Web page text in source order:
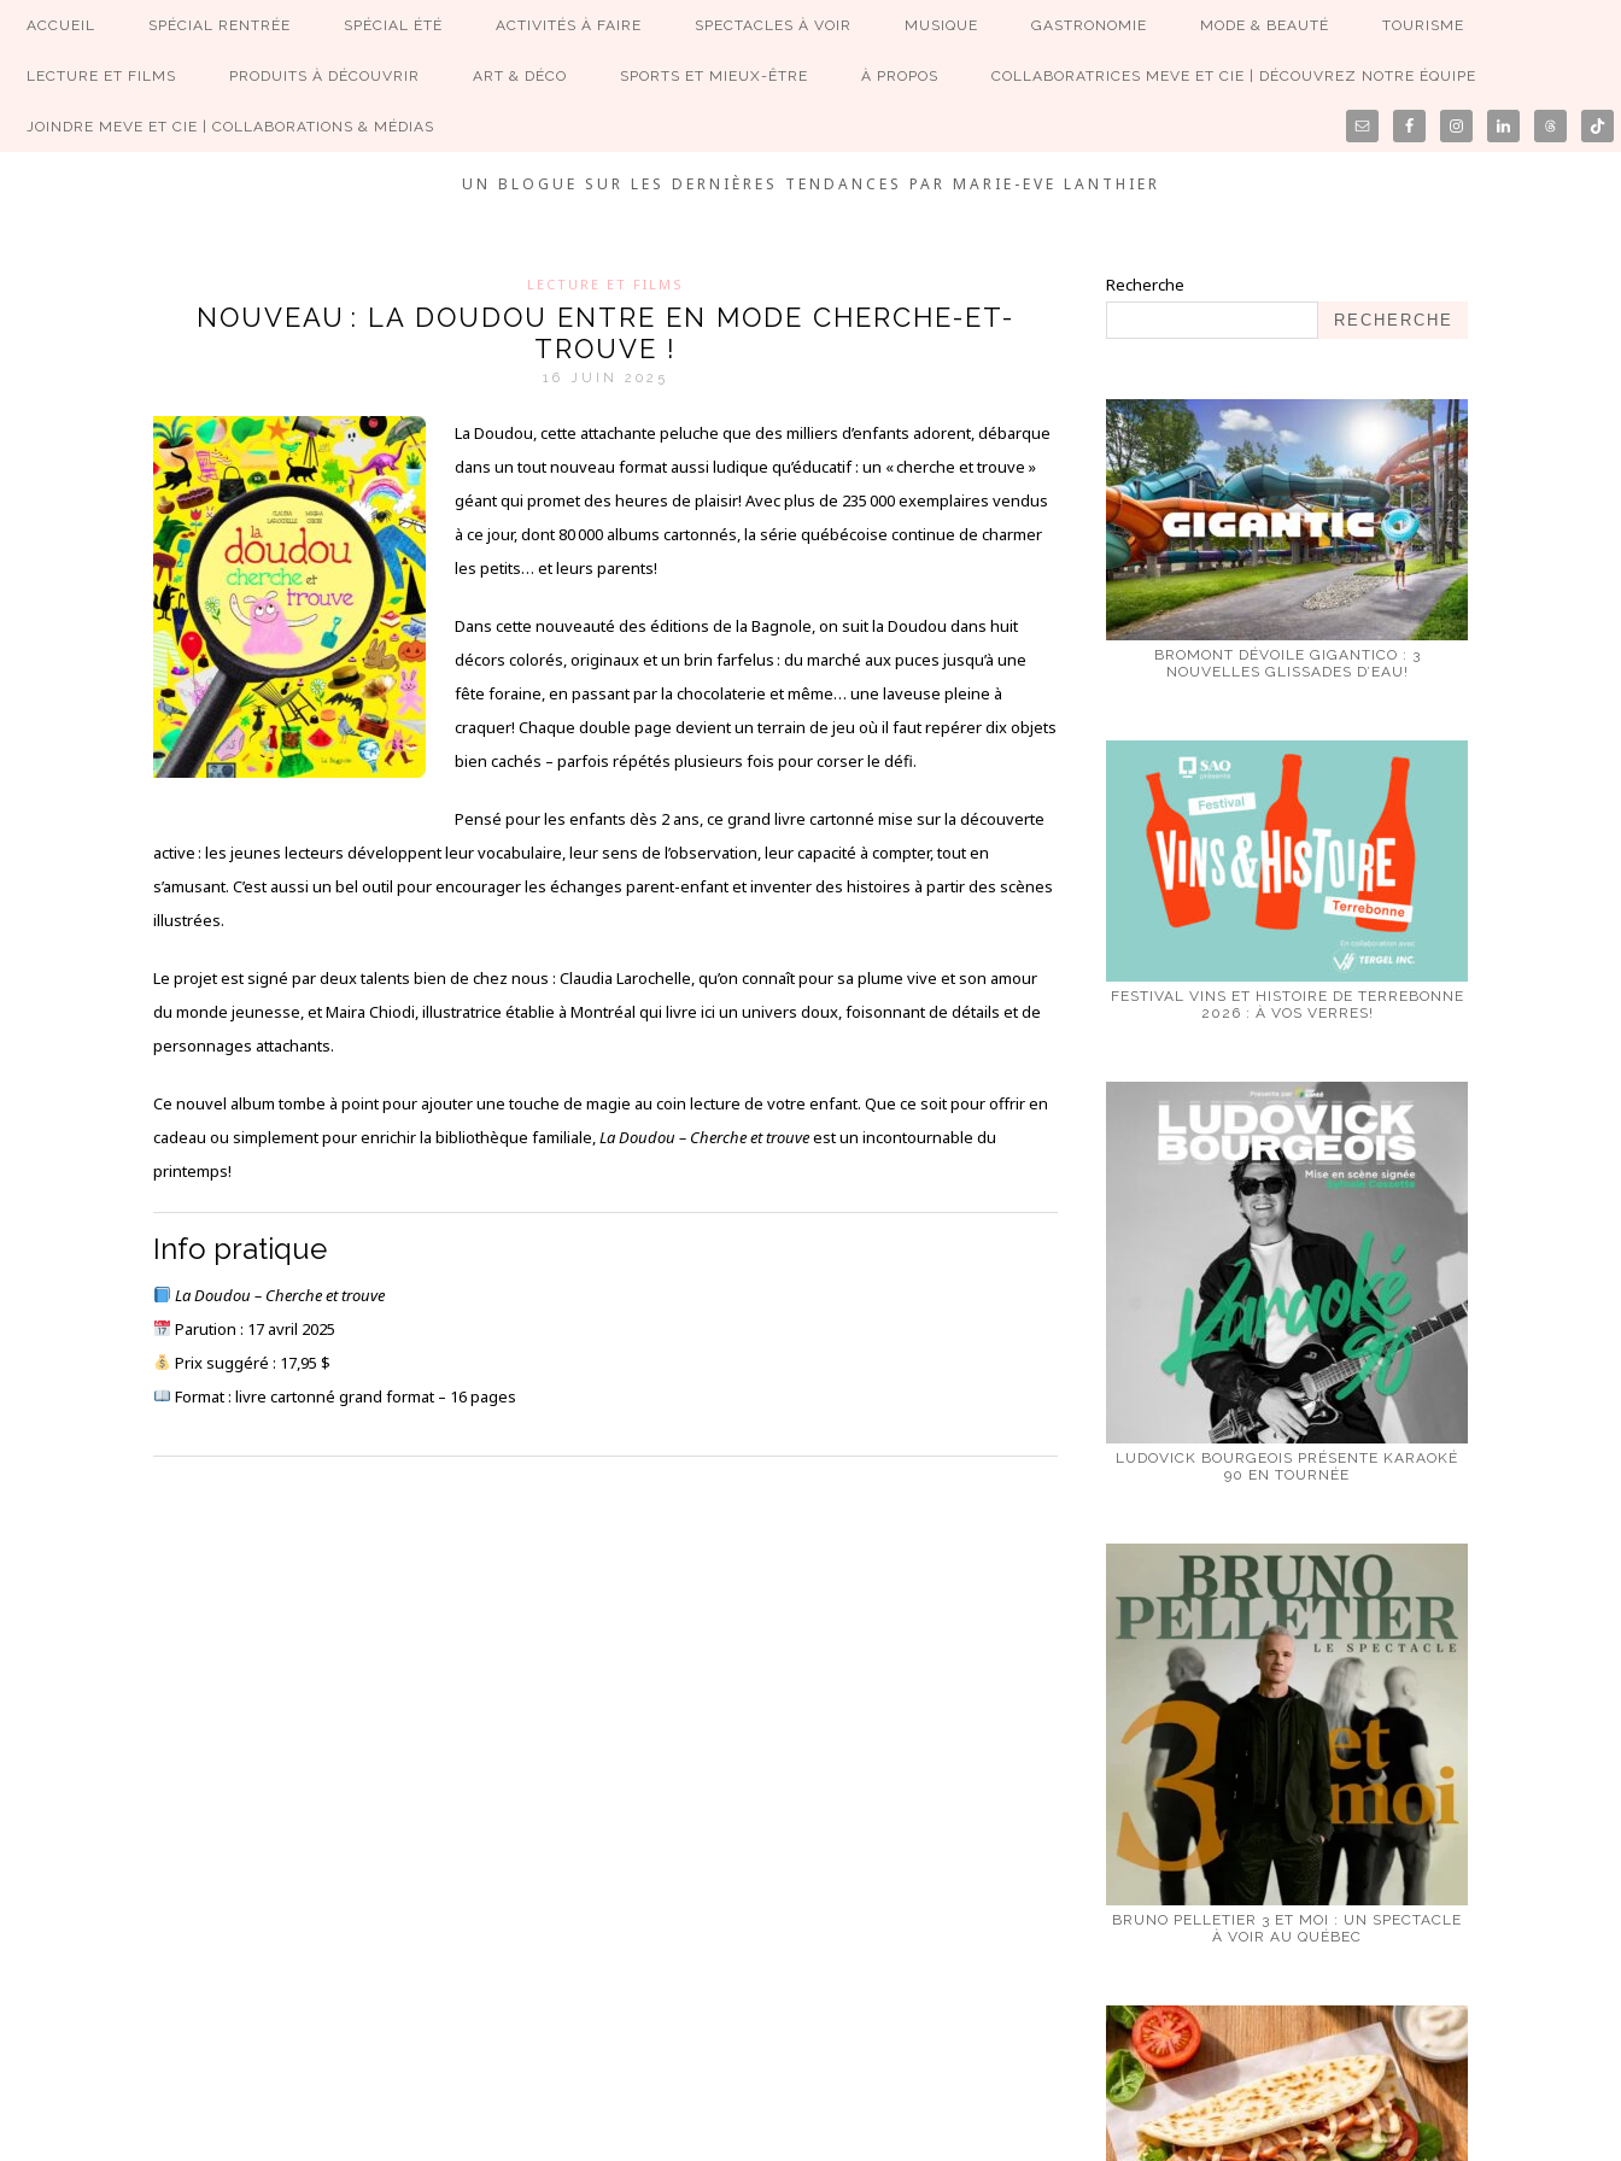
ACCUEIL SPÉCIAL RENTRÉE SPÉCIAL ÉTÉ ACTIVITÉS À FAIRE SPECTACLES À VOIR MUSIQUE GASTRONOMIE MODE & BEAUTÉ TOURISME
LECTURE ET FILMS PRODUITS À DÉCOUVRIR ART & DÉCO SPORTS ET MIEUX-ÊTRE À PROPOS COLLABORATRICES MEVE ET CIE | DÉCOUVREZ NOTRE ÉQUIPE
JOINDRE MEVE ET CIE | COLLABORATIONS & MÉDIAS
UN BLOGUE SUR LES DERNIÈRES TENDANCES PAR MARIE-EVE LANTHIER
LECTURE ET FILMS
NOUVEAU : LA DOUDOU ENTRE EN MODE CHERCHE-ET-
TROUVE !
16 JUIN 2025
La Doudou, cette attachante peluche que des milliers d’enfants adorent, débarque
dans un tout nouveau format aussi ludique qu’éducatif : un « cherche et trouve »
géant qui promet des heures de plaisir! Avec plus de 235 000 exemplaires vendus
à ce jour, dont 80 000 albums cartonnés, la série québécoise continue de charmer
les petits… et leurs parents!
Dans cette nouveauté des éditions de la Bagnole, on suit la Doudou dans huit
décors colorés, originaux et un brin farfelus : du marché aux puces jusqu’à une
fête foraine, en passant par la chocolaterie et même… une laveuse pleine à
craquer! Chaque double page devient un terrain de jeu où il faut repérer dix objets
bien cachés – parfois répétés plusieurs fois pour corser le défi.
Pensé pour les enfants dès 2 ans, ce grand livre cartonné mise sur la découverte
active : les jeunes lecteurs développent leur vocabulaire, leur sens de l’observation, leur capacité à compter, tout en
s’amusant. C’est aussi un bel outil pour encourager les échanges parent-enfant et inventer des histoires à partir des scènes
illustrées.
Le projet est signé par deux talents bien de chez nous : Claudia Larochelle, qu’on connaît pour sa plume vive et son amour
du monde jeunesse, et Maira Chiodi, illustratrice établie à Montréal qui livre ici un univers doux, foisonnant de détails et de
personnages attachants.
Ce nouvel album tombe à point pour ajouter une touche de magie au coin lecture de votre enfant. Que ce soit pour offrir en
cadeau ou simplement pour enrichir la bibliothèque familiale,La Doudou – Cherche et trouveest un incontournable du
printemps!
Info pratique
La Doudou – Cherche et trouve
Parution : 17 avril 2025
Prix suggéré : 17,95 $
Format : livre cartonné grand format – 16 pages
Recherche
RECHERCHE
BROMONT DÉVOILE GIGANTICO : 3
NOUVELLES GLISSADES D’EAU!
FESTIVAL VINS ET HISTOIRE DE TERREBONNE
2026 : À VOS VERRES!
LUDOVICK BOURGEOIS PRÉSENTE KARAOKÉ
90 EN TOURNÉE
BRUNO PELLETIER 3 ET MOI : UN SPECTACLE
À VOIR AU QUÉBEC